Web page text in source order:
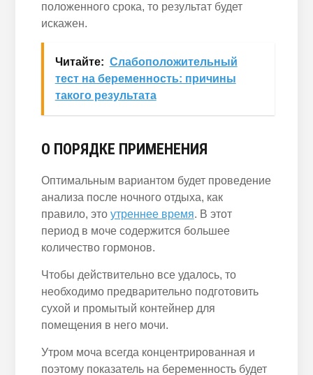
положенного срока, то результат будет
искажен.
Читайте: Слабоположительный
тест на беременность: причины
такого результата
О ПОРЯДКЕ ПРИМЕНЕНИЯ
Оптимальным вариантом будет проведение
анализа после ночного отдыха, как
правило, это утреннее время. В этот
период в моче содержится большее
количество гормонов.
Чтобы действительно все удалось, то
необходимо предварительно подготовить
сухой и промытый контейнер для
помещения в него мочи.
Утром моча всегда концентрированная и
поэтому показатель на беременность будет